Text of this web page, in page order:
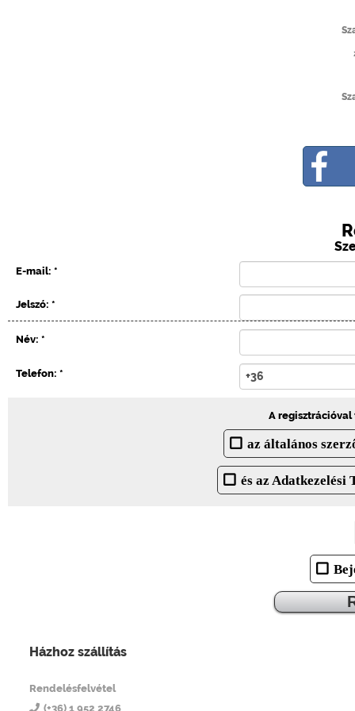
E-mail: *
Jelszó: *
Név: *
Telefon: *
A
az általános
és az
Házhoz szállítás
Rendelésfelvétel
(+36) 1 952 2746